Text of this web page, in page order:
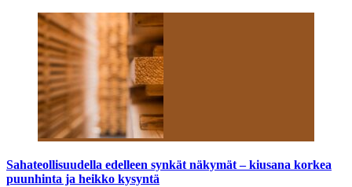
Sahateollisuudella edelleen synkät näkymät – kiusana korkea
puunhinta ja heikko kysyntä